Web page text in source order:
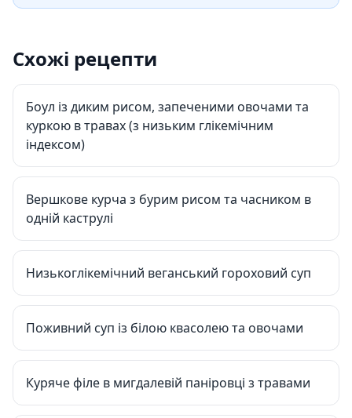
Схожі рецепти
Боул із диким рисом, запеченими овочами та
куркою в травах (з низьким глікемічним
індексом)
Вершкове курча з бурим рисом та часником в
одній каструлі
Низькоглікемічний веганський гороховий суп
Поживний суп із білою квасолею та овочами
Куряче філе в мигдалевій паніровці з травами